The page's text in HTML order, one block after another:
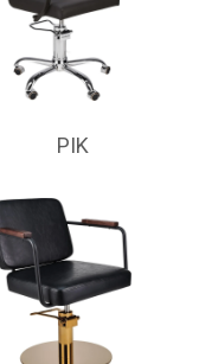
PIK